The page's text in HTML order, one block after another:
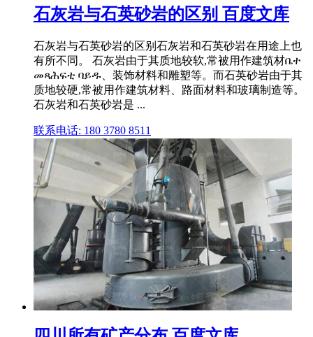
石灰岩与石英砂岩的区别 百度文库
石灰岩与石英砂岩的区别石灰岩和石英砂岩在用途上也
有所不同。 石灰岩由于其质地较软,常被用作建筑材ቤተ
መጻሕፍቲ ባይዱ、装饰材料和雕塑等。而石英砂岩由于其
质地较硬,常被用作建筑材料、路面材料和玻璃制造等。
石灰岩和石英砂岩是 ...
联系电话: 180 3780 8511